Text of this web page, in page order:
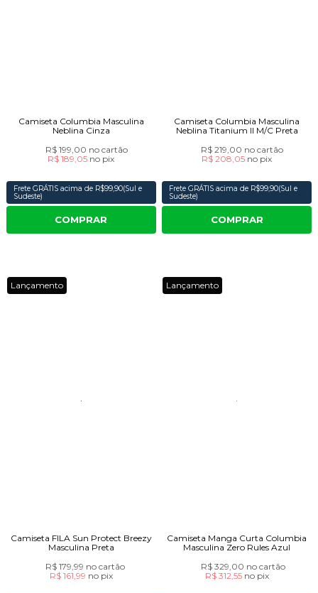
Camiseta Columbia Masculina
Neblina Cinza
R$ 199,00 no cartão
R$ 189,05 no pix
Frete GRÁTIS acima de R$99,90(Sul e
Sudeste)
COMPRAR
Camiseta Columbia Masculina
Neblina Titanium II M/C Preta
R$ 219,00 no cartão
R$ 208,05 no pix
Frete GRÁTIS acima de R$99,90(Sul e
Sudeste)
COMPRAR
Lançamento
Camiseta FILA Sun Protect Breezy
Masculina Preta
R$ 179,99 no cartão
R$ 161,99 no pix
Lançamento
Camiseta Manga Curta Columbia
Masculina Zero Rules Azul
R$ 329,00 no cartão
R$ 312,55 no pix